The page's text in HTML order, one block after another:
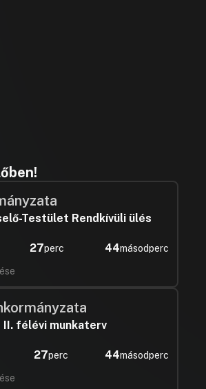
Testület Rendkívüli ülés
27perc 43másodperc
félévi munkaterv
27perc 43másodperc